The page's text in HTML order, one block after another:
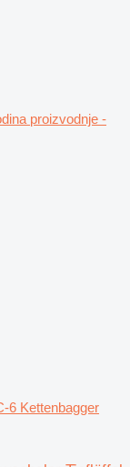
proizvodnje -
6 Kettenbagger